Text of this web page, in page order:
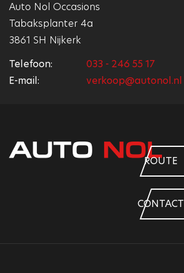
Auto Nol Occasions
Tabaksplanter 4a
3861 SH Nijkerk
Telefoon:
033 - 246 55 17
E-mail:
verkoop@autonol.nl
ROUTE
CONTACT